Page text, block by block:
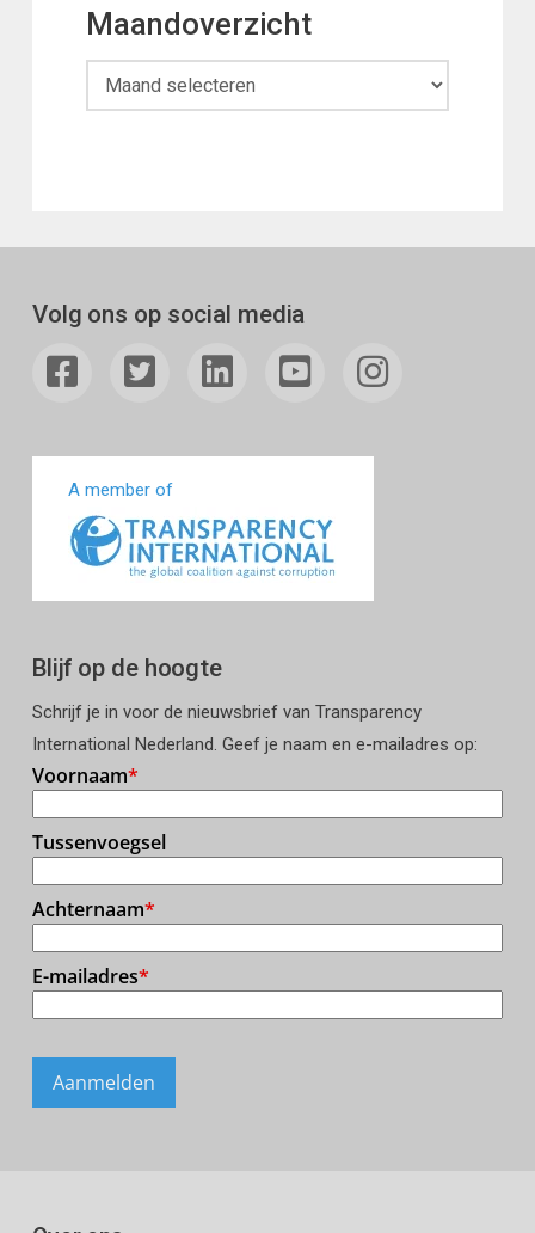
Maandoverzicht
Maandoverzicht
Volg ons op social media
A member of
Blijf op de hoogte
Schrijf je in voor de nieuwsbrief van Transparency
International Nederland. Geef je naam en e-mailadres op: